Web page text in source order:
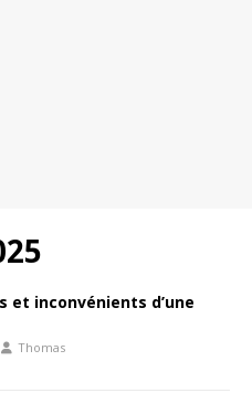
et inconvénients d’une
Thomas